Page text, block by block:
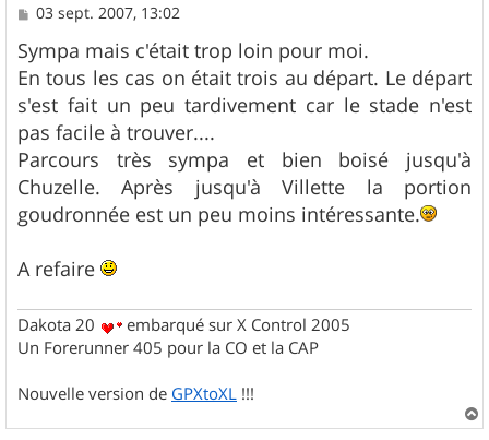
M
s
s
a
g
e
03 sept. 2007, 13:02
Sympa mais c'était trop loin pour moi.
En tous les cas on était trois au départ. Le départ
s'est fait un peu tardivement car le stade n'est
pas facile à trouver....
Parcours très sympa et bien boisé jusqu'à
Chuzelle. Après jusqu'à Villette la portion
goudronnée est un peu moins intéressante.
A refaire
Dakota 20
embarqué sur X Control 2005
Un Forerunner 405 pour la CO et la CAP
Nouvelle version de GPXtoXL !!!
a